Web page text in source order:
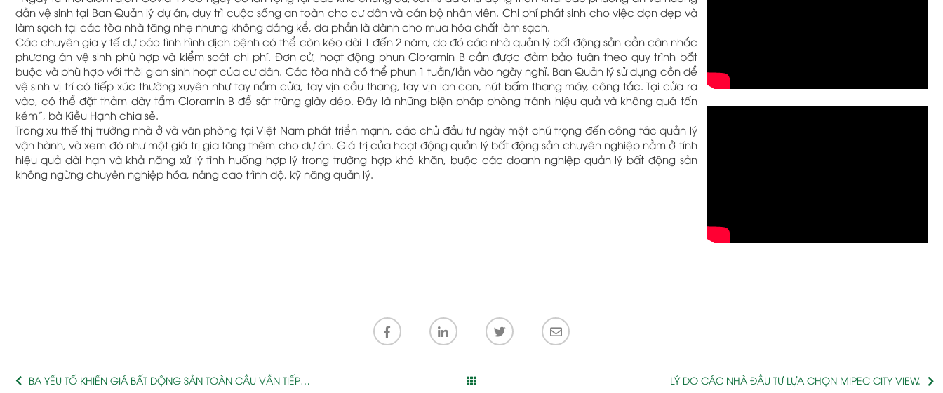
dẫn vệ sinh tại Ban Quản lý dự án, duy trì cuộc sống an toàn cho cư dân và cán bộ nhân viên. Chi phí phát sinh cho việc dọn dẹp và
làm sạch tại các tòa nhà tăng nhẹ nhưng không đáng kể, đa phần là dành cho mua hóa chất làm sạch.
Các chuyên gia y tế dự báo tình hình dịch bệnh có thể còn kéo dài 1 đến 2 năm, do đó các nhà quản lý bất động sản cần cân nhắc
phương án vệ sinh phù hợp và kiểm soát chi phí. Đơn cử, hoạt động phun Cloramin B cần được đảm bảo tuân theo quy trình bắt
buộc và phù hợp với thời gian sinh hoạt của cư dân. Các tòa nhà có thể phun 1 tuần/lần vào ngày nghỉ. Ban Quản lý sử dụng cồn để
vệ sinh vị trí có tiếp xúc thường xuyên như tay nắm cửa, tay vịn cầu thang, tay vịn lan can, nút bấm thang máy, công tắc. Tại cửa ra
vào, có thể đặt thảm dày tẩm Cloramin B để sát trùng giày dép. Đây là những biện pháp phòng tránh hiệu quả và không quá tốn
kém”, bà Kiều Hạnh chia sẻ.
Trong xu thế thị trường nhà ở và văn phòng tại Việt Nam phát triển mạnh, các chủ đầu tư ngày một chú trọng đến công tác quản lý
vận hành, và xem đó như một giá trị gia tăng thêm cho dự án. Giá trị của hoạt động quản lý bất động sản chuyên nghiệp nằm ở tính
hiệu quả dài hạn và khả năng xử lý tình huống hợp lý trong trường hợp khó khăn, buộc các doanh nghiệp quản lý bất động sản
không ngừng chuyên nghiệp hóa, nâng cao trình độ, kỹ năng quản lý.
BA YẾU TỐ KHIẾN GIÁ BẤT DỘNG SẢN TOÀN CẦU VẪN TIẾP
LÝ DO CÁC NHÀ ĐẦU TƯ LỰA CHỌN MIPEC CITY VIEW.